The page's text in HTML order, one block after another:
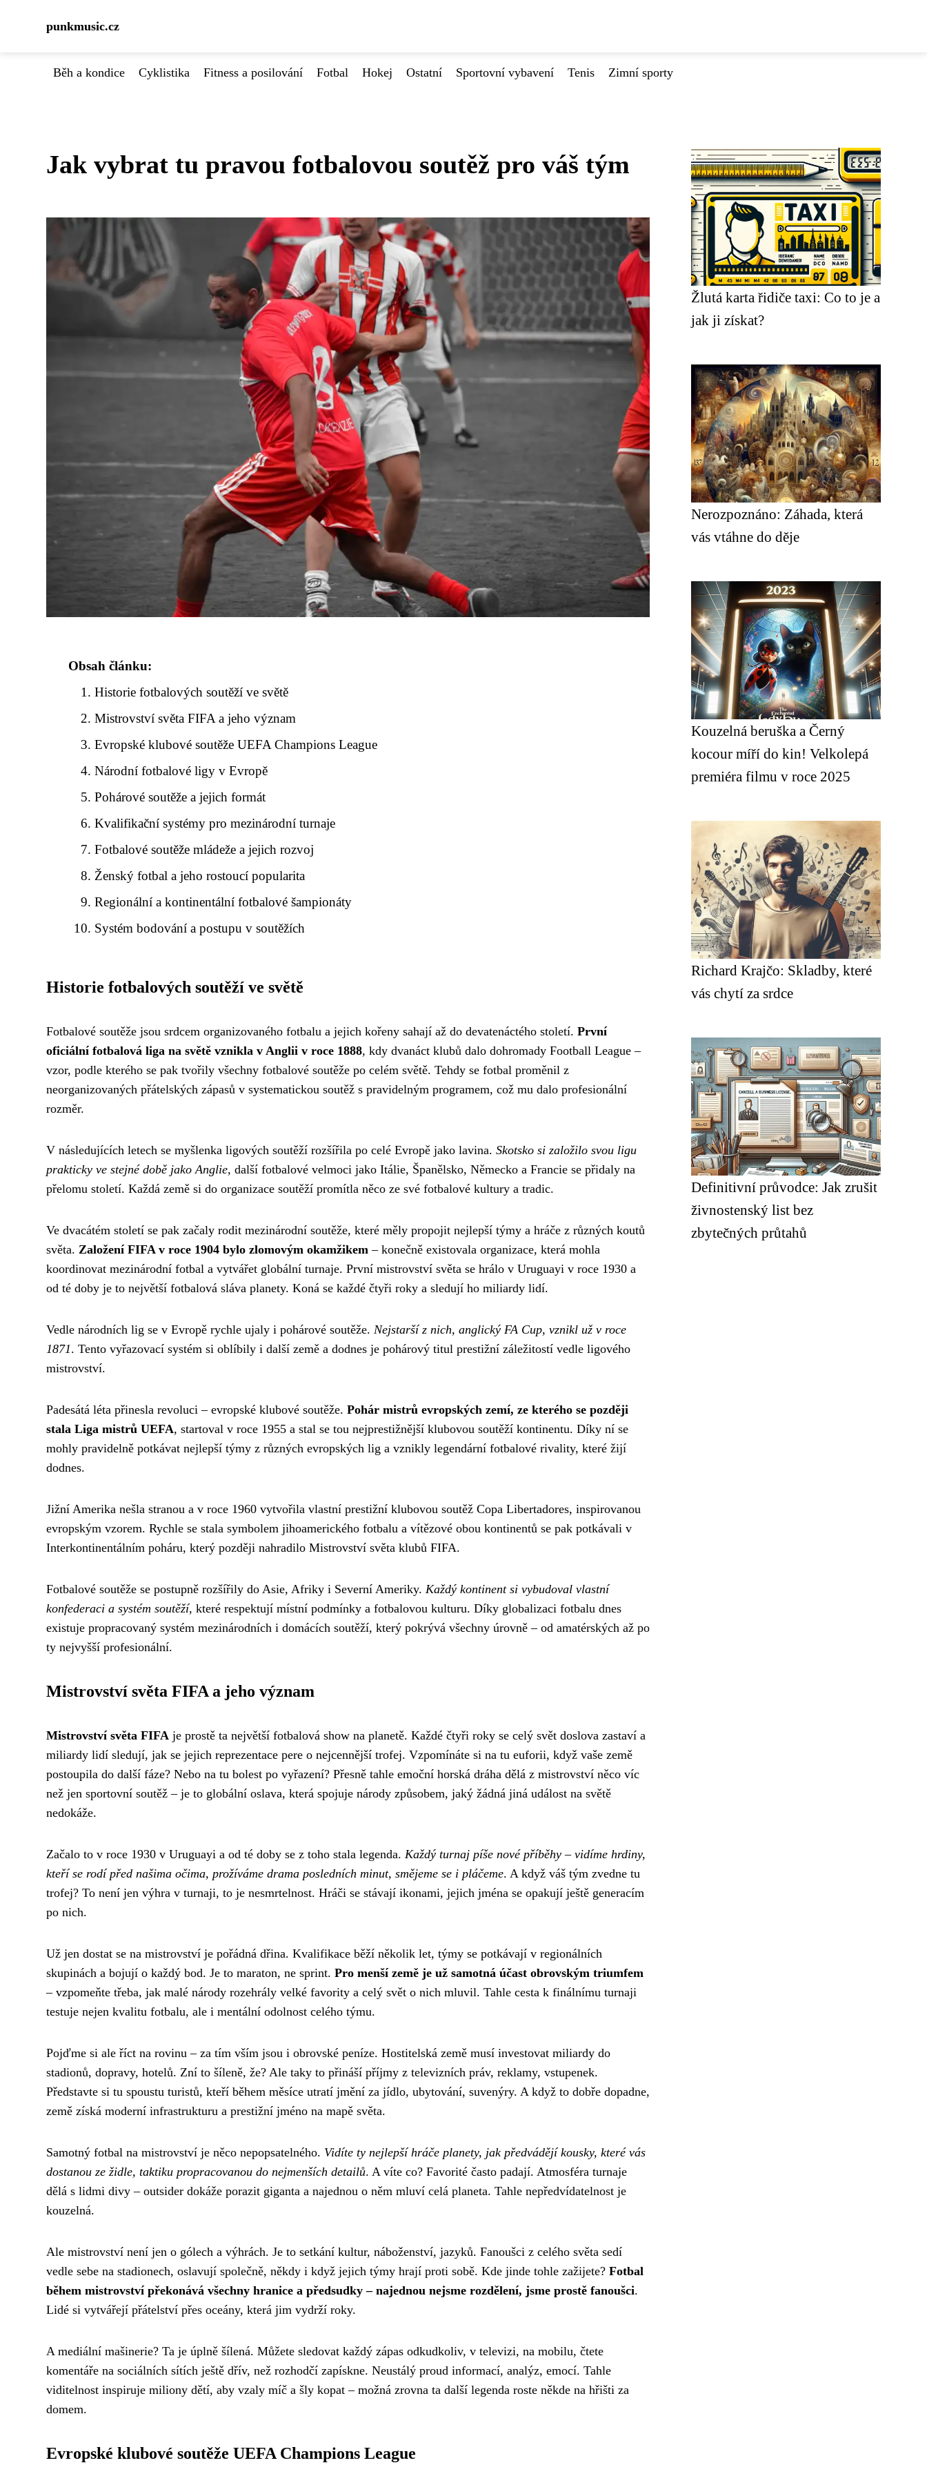
punkmusic.cz
Běh a kondice Cyklistika Fitness a posilování Fotbal Hokej Ostatní Sportovní vybavení Tenis Zimní sporty
Jak vybrat tu pravou fotbalovou soutěž pro váš tým
Obsah článku:
Historie fotbalových soutěží ve světě
Mistrovství světa FIFA a jeho význam
Evropské klubové soutěže UEFA Champions League
Národní fotbalové ligy v Evropě
Pohárové soutěže a jejich formát
Kvalifikační systémy pro mezinárodní turnaje
Fotbalové soutěže mládeže a jejich rozvoj
Ženský fotbal a jeho rostoucí popularita
Regionální a kontinentální fotbalové šampionáty
Systém bodování a postupu v soutěžích
Historie fotbalových soutěží ve světě
Fotbalové soutěže jsou srdcem organizovaného fotbalu a jejich kořeny sahají až do devatenáctého století. První
oficiální fotbalová liga na světě vznikla v Anglii v roce 1888, kdy dvanáct klubů dalo dohromady Football League –
vzor, podle kterého se pak tvořily všechny fotbalové soutěže po celém světě. Tehdy se fotbal proměnil z
neorganizovaných přátelských zápasů v systematickou soutěž s pravidelným programem, což mu dalo profesionální
rozměr.
V následujících letech se myšlenka ligových soutěží rozšířila po celé Evropě jako lavina. Skotsko si založilo svou ligu
prakticky ve stejné době jako Anglie, další fotbalové velmoci jako Itálie, Španělsko, Německo a Francie se přidaly na
přelomu století. Každá země si do organizace soutěží promítla něco ze své fotbalové kultury a tradic.
Ve dvacátém století se pak začaly rodit mezinárodní soutěže, které měly propojit nejlepší týmy a hráče z různých koutů
světa. Založení FIFA v roce 1904 bylo zlomovým okamžikem – konečně existovala organizace, která mohla
koordinovat mezinárodní fotbal a vytvářet globální turnaje. První mistrovství světa se hrálo v Uruguayi v roce 1930 a
od té doby je to největší fotbalová sláva planety. Koná se každé čtyři roky a sledují ho miliardy lidí.
Vedle národních lig se v Evropě rychle ujaly i pohárové soutěže. Nejstarší z nich, anglický FA Cup, vznikl už v roce
1871. Tento vyřazovací systém si oblíbily i další země a dodnes je pohárový titul prestižní záležitostí vedle ligového
mistrovství.
Padesátá léta přinesla revoluci – evropské klubové soutěže. Pohár mistrů evropských zemí, ze kterého se později
stala Liga mistrů UEFA, startoval v roce 1955 a stal se tou nejprestižnější klubovou soutěží kontinentu. Díky ní se
mohly pravidelně potkávat nejlepší týmy z různých evropských lig a vznikly legendární fotbalové rivality, které žijí
dodnes.
Jižní Amerika nešla stranou a v roce 1960 vytvořila vlastní prestižní klubovou soutěž Copa Libertadores, inspirovanou
evropským vzorem. Rychle se stala symbolem jihoamerického fotbalu a vítězové obou kontinentů se pak potkávali v
Interkontinentálním poháru, který později nahradilo Mistrovství světa klubů FIFA.
Fotbalové soutěže se postupně rozšířily do Asie, Afriky i Severní Ameriky. Každý kontinent si vybudoval vlastní
konfederaci a systém soutěží, které respektují místní podmínky a fotbalovou kulturu. Díky globalizaci fotbalu dnes
existuje propracovaný systém mezinárodních i domácích soutěží, který pokrývá všechny úrovně – od amatérských až po
ty nejvyšší profesionální.
Mistrovství světa FIFA a jeho význam
Mistrovství světa FIFA je prostě ta největší fotbalová show na planetě. Každé čtyři roky se celý svět doslova zastaví a
miliardy lidí sledují, jak se jejich reprezentace pere o nejcennější trofej. Vzpomínáte si na tu euforii, když vaše země
postoupila do další fáze? Nebo na tu bolest po vyřazení? Přesně tahle emoční horská dráha dělá z mistrovství něco víc
než jen sportovní soutěž – je to globální oslava, která spojuje národy způsobem, jaký žádná jiná událost na světě
nedokáže.
Začalo to v roce 1930 v Uruguayi a od té doby se z toho stala legenda. Každý turnaj píše nové příběhy – vidíme hrdiny,
kteří se rodí před našima očima, prožíváme drama posledních minut, smějeme se i pláčeme. A když váš tým zvedne tu
trofej? To není jen výhra v turnaji, to je nesmrtelnost. Hráči se stávají ikonami, jejich jména se opakují ještě generacím
po nich.
Už jen dostat se na mistrovství je pořádná dřina. Kvalifikace běží několik let, týmy se potkávají v regionálních
skupinách a bojují o každý bod. Je to maraton, ne sprint. Pro menší země je už samotná účast obrovským triumfem
– vzpomeňte třeba, jak malé národy rozehrály velké favority a celý svět o nich mluvil. Tahle cesta k finálnímu turnaji
testuje nejen kvalitu fotbalu, ale i mentální odolnost celého týmu.
Pojďme si ale říct na rovinu – za tím vším jsou i obrovské peníze. Hostitelská země musí investovat miliardy do
stadionů, dopravy, hotelů. Zní to šíleně, že? Ale taky to přináší příjmy z televizních práv, reklamy, vstupenek.
Představte si tu spoustu turistů, kteří během měsíce utratí jmění za jídlo, ubytování, suvenýry. A když to dobře dopadne,
země získá moderní infrastrukturu a prestižní jméno na mapě světa.
Samotný fotbal na mistrovství je něco nepopsatelného. Vidíte ty nejlepší hráče planety, jak předvádějí kousky, které vás
dostanou ze židle, taktiku propracovanou do nejmenších detailů. A víte co? Favorité často padají. Atmosféra turnaje
dělá s lidmi divy – outsider dokáže porazit giganta a najednou o něm mluví celá planeta. Tahle nepředvídatelnost je
kouzelná.
Ale mistrovství není jen o gólech a výhrách. Je to setkání kultur, náboženství, jazyků. Fanoušci z celého světa sedí
vedle sebe na stadionech, oslavují společně, někdy i když jejich týmy hrají proti sobě. Kde jinde tohle zažijete? Fotbal
během mistrovství překonává všechny hranice a předsudky – najednou nejsme rozdělení, jsme prostě fanoušci.
Lidé si vytvářejí přátelství přes oceány, která jim vydrží roky.
A mediální mašinerie? Ta je úplně šílená. Můžete sledovat každý zápas odkudkoliv, v televizi, na mobilu, čtete
komentáře na sociálních sítích ještě dřív, než rozhodčí zapískne. Neustálý proud informací, analýz, emocí. Tahle
viditelnost inspiruje miliony dětí, aby vzaly míč a šly kopat – možná zrovna ta další legenda roste někde na hřišti za
domem.
Evropské klubové soutěže UEFA Champions League
Žlutá karta řidiče taxi: Co to je a
jak ji získat?
Nerozpoznáno: Záhada, která
vás vtáhne do děje
Kouzelná beruška a Černý
kocour míří do kin! Velkolepá
premiéra filmu v roce 2025
Richard Krajčo: Skladby, které
vás chytí za srdce
Definitivní průvodce: Jak zrušit
živnostenský list bez
zbytečných průtahů